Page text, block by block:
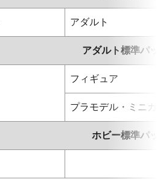
アダルト
アダルト標準パッ
フィギュア
プラモデル・ミニカー
ホビー標準パッ